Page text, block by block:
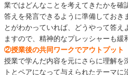
業ではどんなことを考えてきたかを確
答えを発言できるように準備しておき
とがわかっていれば、どうやって答え
ますので、精神的なプレッシャーも緩
②授業後の共同ワークでアウトプット
授業で学んだ内容を元にさらに理解を
トとペアになって与えられたテーマに